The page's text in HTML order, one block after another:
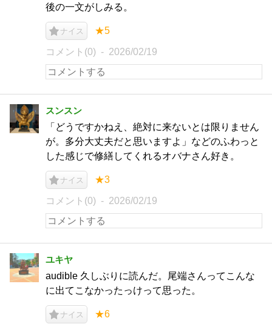
後の一文がしみる。
ナイス ★5
コメント(0) 2026/02/19
スンスン
「どうですかねえ、絶対に来ないとは限りません
が。多分大丈夫だと思いますよ」などのふわっと
した感じで修繕してくれるオバナさん好き。
ナイス ★3
コメント(0) 2026/02/19
ユキヤ
audible 久しぶりに読んだ。尾端さんってこんな
に出てこなかったっけって思った。
ナイス ★6